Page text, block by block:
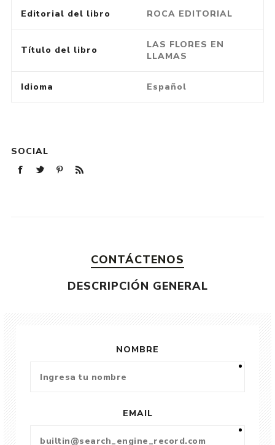
Editorial del libro ROCA EDITORIAL
Título del libro
LAS FLORES EN
LLAMAS
Idioma Español
SOCIAL
CONTÁCTENOS
DESCRIPCIÓN GENERAL
NOMBRE
EMAIL